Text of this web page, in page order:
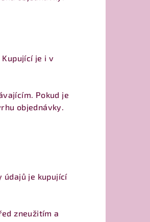
je i v
Pokud je
objednávky.
údajů je kupující
zneužitím a